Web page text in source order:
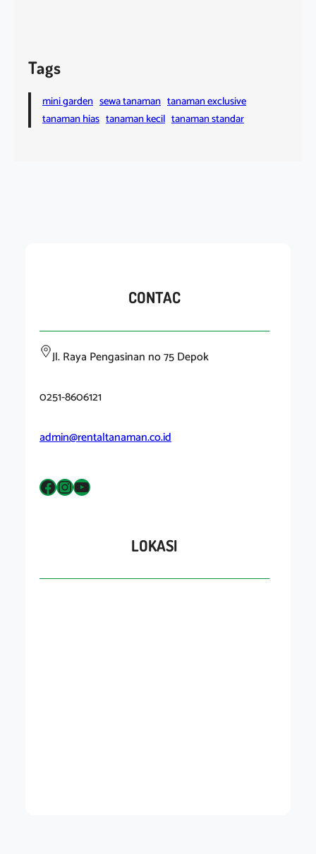
Tags
mini garden sewa tanaman tanaman exclusive
tanaman hias tanaman kecil tanaman standar
CONTAC
Jl. Raya Pengasinan no 75 Depok
0251-8606121
admin@rentaltanaman.co.id
Facebook InstagramYouTube
LOKASI